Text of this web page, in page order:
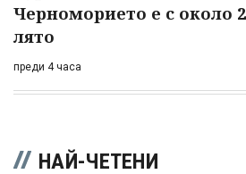
Черноморието е с около
лято
преди 4 часа
НАЙ-ЧЕТЕНИ